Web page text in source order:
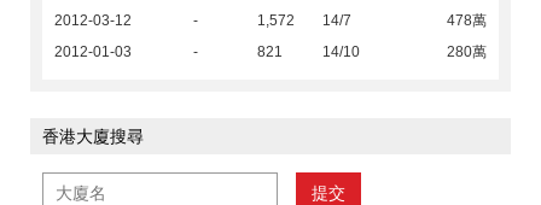
2012-03-12
- 1,572 14/7
478萬
2012-01-03
- 821 14/10 280萬
香港大廈搜尋
提交